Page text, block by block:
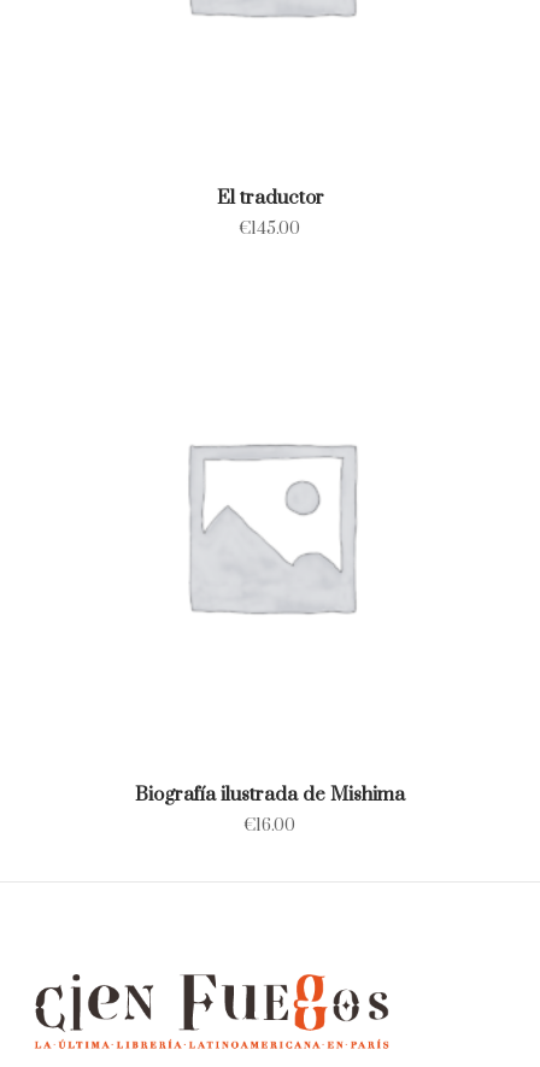
El traductor
€145.00
Biografía ilustrada de Mishima
€16.00